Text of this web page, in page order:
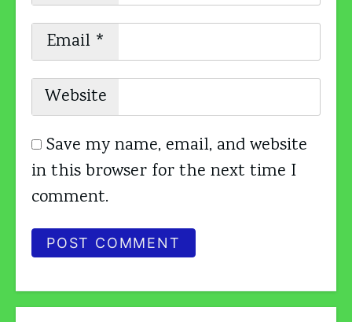
Email *
Website
Save my name, email, and website
in this browser for the next time I
comment.